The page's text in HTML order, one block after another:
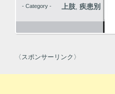
- Category - 上肢 疾患別
〈スポンサーリンク〉